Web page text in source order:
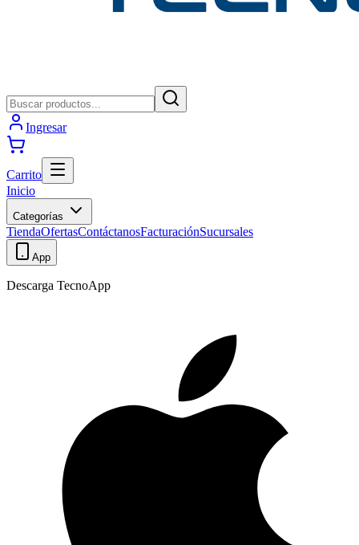
Ingresar
Carrito
Inicio
Categorías
TiendaOfertasContáctanosFacturaciónSucursales
App
Descarga TecnoApp